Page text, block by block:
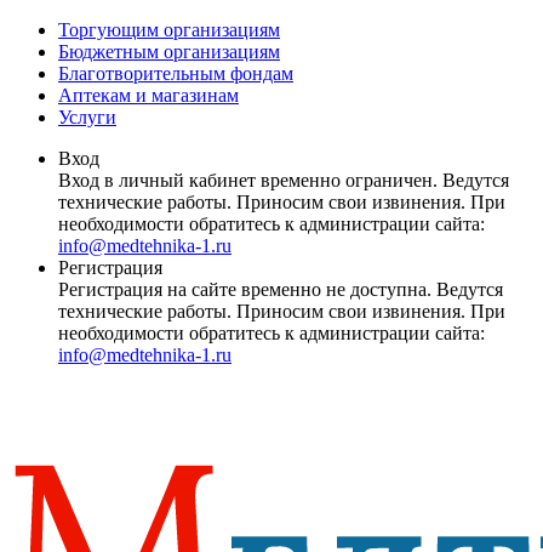
Торгующим организациям
Бюджетным организациям
Благотворительным фондам
Аптекам и магазинам
Услуги
Вход
Вход в личный кабинет временно ограничен. Ведутся
технические работы. Приносим свои извинения. При
необходимости обратитесь к администрации сайта:
info@medtehnika-1.ru
Регистрация
Регистрация на сайте временно не доступна. Ведутся
технические работы. Приносим свои извинения. При
необходимости обратитесь к администрации сайта:
info@medtehnika-1.ru